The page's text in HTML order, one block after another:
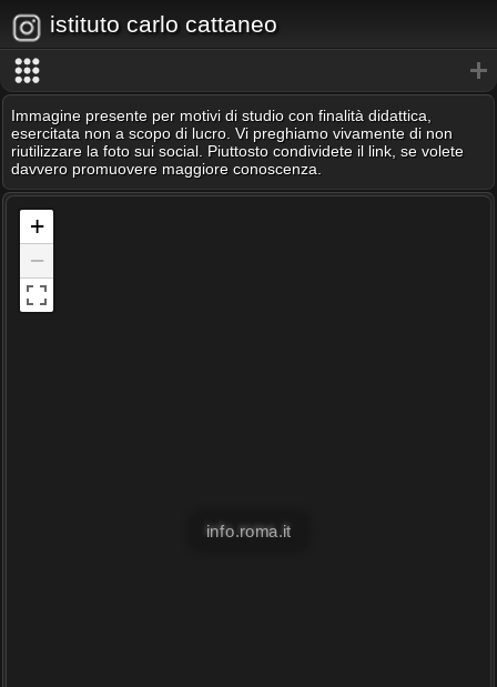
istituto carlo cattaneo
Immagine presente per motivi di studio con finalità didattica,
esercitata non a scopo di lucro. Vi preghiamo vivamente di non
riutilizzare la foto sui social. Piuttosto condividete il link, se volete
davvero promuovere maggiore conoscenza.
+
−
info.roma.it